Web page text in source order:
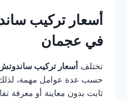
أسعار تركيب
في عجمان
تختلف أسعار تركيب
حسب عدة عوامل مهمة، لذلك
ثابت بدون معاينة أو معرفة